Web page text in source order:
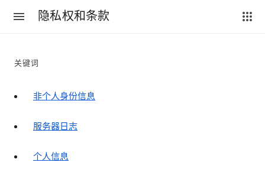
隐私权和条款
关键词
非个人身份信息
服务器日志
个人信息